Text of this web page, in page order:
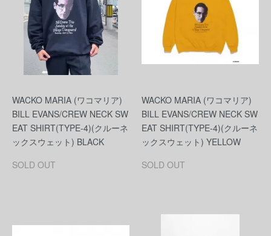
WACKO MARIA (ワコマリア)
BILL EVANS/CREW NECK SW
EAT SHIRT(TYPE-4)(クルーネ
ックスウェット) BLACK
SOLD OUT
WACKO MARIA (ワコマリア)
BILL EVANS/CREW NECK SW
EAT SHIRT(TYPE-4)(クルーネ
ックスウェット) YELLOW
SOLD OUT